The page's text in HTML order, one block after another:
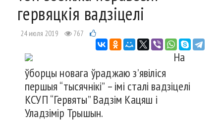
гервяцкія вадзіцелі
24 июля 2019 767
На
ўборцы новага ўраджаю з’явіліся
першыя “тысячнікі” – імі сталі вадзіцелі
КСУП “Гервяты” Вадзім Кацяш і
Уладзімір Трышын.